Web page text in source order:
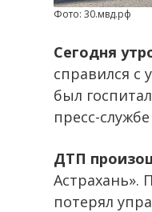
Фото: 30.мвд.рф
Сегодня
справился с
был
пресс-
ДТП
Астрахань».
потерял